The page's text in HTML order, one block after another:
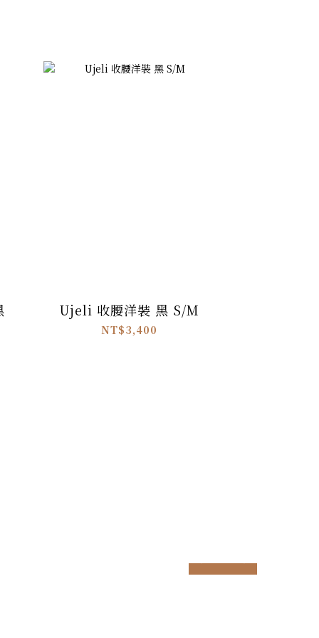
Ujeli 收腰洋裝 黑 S/M
NT$3,400
prev